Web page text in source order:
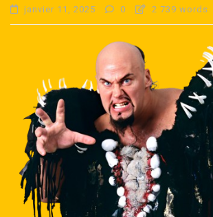
janvier 11, 2025 0 2 739 words